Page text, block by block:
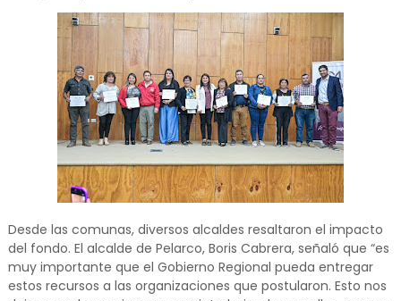
Desde las comunas, diversos alcaldes resaltaron el impacto
del fondo. El alcalde de Pelarco, Boris Cabrera, señaló que “es
muy importante que el Gobierno Regional pueda entregar
estos recursos a las organizaciones que postularon. Esto nos